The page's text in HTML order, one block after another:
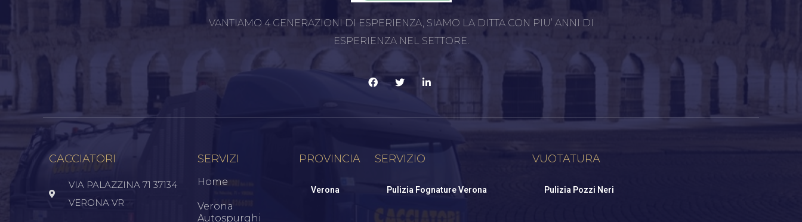
VANTIAMO 4 GENERAZIONI DI ESPERIENZA, SIAMO LA DITTA CON PIU’ ANNI DI
ESPERIENZA NEL SETTORE.
CACCIATORI
VIA PALAZZINA 71 37134
VERONA VR
SERVIZI
Home
Verona
Autospurghi
PROVINCIA
Verona
SERVIZIO
Pulizia Fognature Verona
VUOTATURA
Pulizia Pozzi Neri